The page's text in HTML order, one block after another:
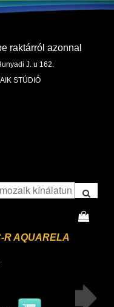
raktárról azonnal
J. u 162.
STÚDIÓ
R AQUARELA